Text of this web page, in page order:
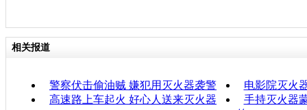
相关报道
警察伏击偷油贼 嫌犯用灭火器袭警
电影院灭火
高速路上车起火 好心人送来灭火器
手持灭火器